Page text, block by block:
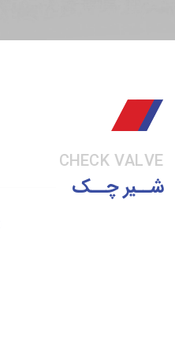
CHECK VALVE
شــیر چــک